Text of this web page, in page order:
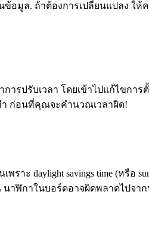
อมูล. ถ้าต้องการเปลี่ยนแปลง ให้
ปรับเวลา โดยเข้าไปแก้ไขการ
ก่อนที่คุณจะคำนวณเวลาผิด!
ราะ daylight savings time (หรื
นาฬิกาในบอร์ดอาจผิดพลาดไปจ